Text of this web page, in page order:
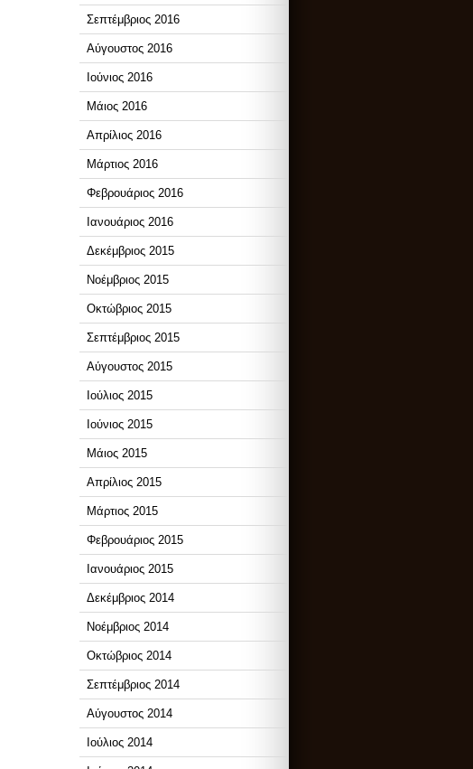
Σεπτέμβριος 2016
Αύγουστος 2016
Ιούνιος 2016
Μάιος 2016
Απρίλιος 2016
Μάρτιος 2016
Φεβρουάριος 2016
Ιανουάριος 2016
Δεκέμβριος 2015
Νοέμβριος 2015
Οκτώβριος 2015
Σεπτέμβριος 2015
Αύγουστος 2015
Ιούλιος 2015
Ιούνιος 2015
Μάιος 2015
Απρίλιος 2015
Μάρτιος 2015
Φεβρουάριος 2015
Ιανουάριος 2015
Δεκέμβριος 2014
Νοέμβριος 2014
Οκτώβριος 2014
Σεπτέμβριος 2014
Αύγουστος 2014
Ιούλιος 2014